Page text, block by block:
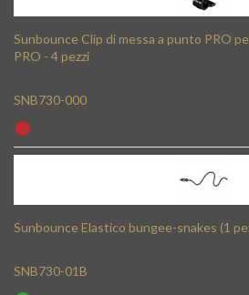
Sunbounce Clip di messa a punto PRO
PRO - 4 pezzi
SNB730-000
Sunbounce Elastico bungee-snakes (1
SNB730-01B